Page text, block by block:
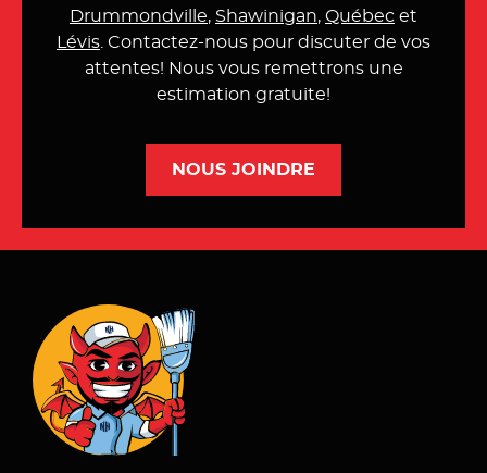
Drummondville, Shawinigan, Québec et
Lévis Contactez-nous pour discuter de vos
attentes! Nous vous remettrons une
estimation gratuite!
NOUS JOINDRE